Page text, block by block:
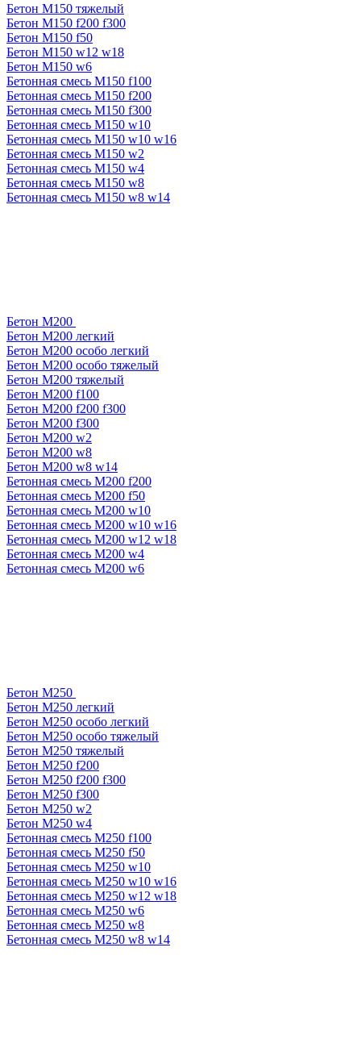
Бетон М150 тяжелый
Бетон М150 f200 f300
Бетон М150 f50
Бетон М150 w12 w18
Бетон М150 w6
Бетонная смесь М150 f100
Бетонная смесь М150 f200
Бетонная смесь М150 f300
Бетонная смесь М150 w10
Бетонная смесь М150 w10 w16
Бетонная смесь М150 w2
Бетонная смесь М150 w4
Бетонная смесь М150 w8
Бетонная смесь М150 w8 w14
Бетон М200
Бетон М200 легкий
Бетон М200 особо легкий
Бетон М200 особо тяжелый
Бетон М200 тяжелый
Бетон М200 f100
Бетон М200 f200 f300
Бетон М200 f300
Бетон М200 w2
Бетон М200 w8
Бетон М200 w8 w14
Бетонная смесь М200 f200
Бетонная смесь М200 f50
Бетонная смесь М200 w10
Бетонная смесь М200 w10 w16
Бетонная смесь М200 w12 w18
Бетонная смесь М200 w4
Бетонная смесь М200 w6
Бетон М250
Бетон М250 легкий
Бетон М250 особо легкий
Бетон М250 особо тяжелый
Бетон М250 тяжелый
Бетон М250 f200
Бетон М250 f200 f300
Бетон М250 f300
Бетон М250 w2
Бетон М250 w4
Бетонная смесь М250 f100
Бетонная смесь М250 f50
Бетонная смесь М250 w10
Бетонная смесь М250 w10 w16
Бетонная смесь М250 w12 w18
Бетонная смесь М250 w6
Бетонная смесь М250 w8
Бетонная смесь М250 w8 w14